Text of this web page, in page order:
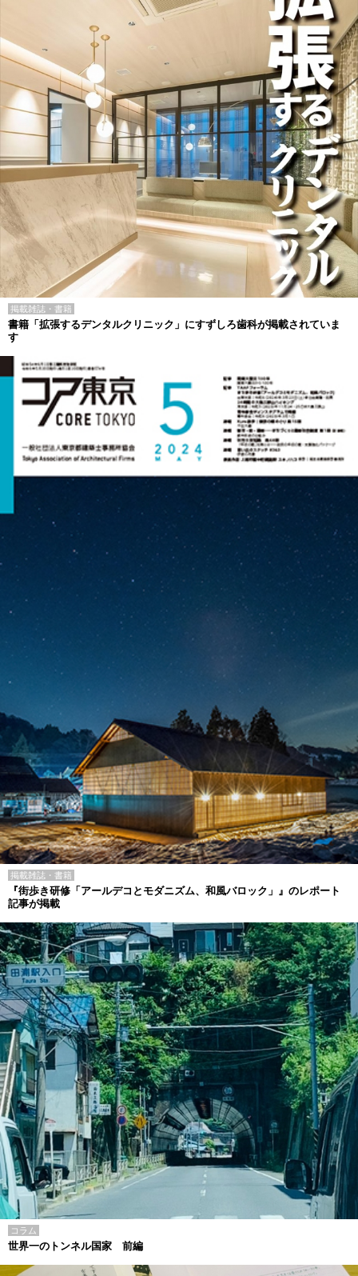
掲載雑誌・書籍
書籍「拡張するデンタルクリニック」にすずしろ歯科が掲載されていま
す
掲載雑誌・書籍
『街歩き研修「アールデコとモダニズム、和風バロック」』のレポート
記事が掲載
コラム
世界一のトンネル国家 前編